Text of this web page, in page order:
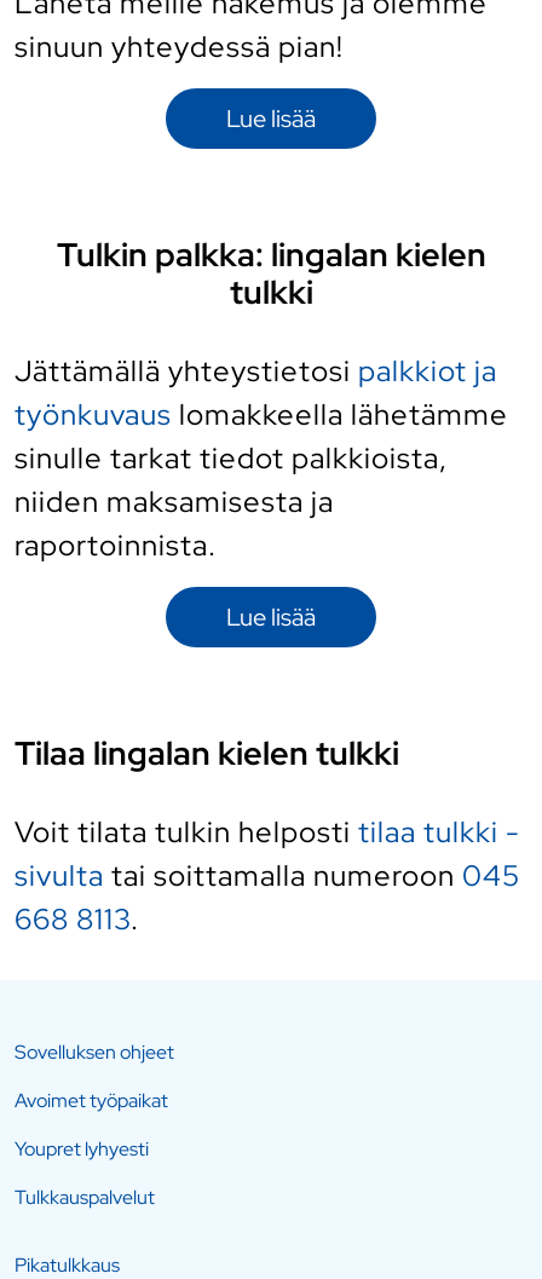
sinuun yhteydessä pian!
Lue lisää
Tulkin palkka: lingalan kielen
tulkki
Jättämällä yhteystietosi palkkiot ja
työnkuvaus lomakkeella lähetämme
sinulle tarkat tiedot palkkioista,
niiden maksamisesta ja
raportoinnista.
Lue lisää
Tilaa lingalan kielen tulkki
Voit tilata tulkin helposti tilaa tulkki -
sivulta tai soittamalla numeroon 045
668 8113.
Sovelluksen ohjeet
Avoimet työpaikat
Youpret lyhyesti
Tulkkauspalvelut
Pikatulkkaus